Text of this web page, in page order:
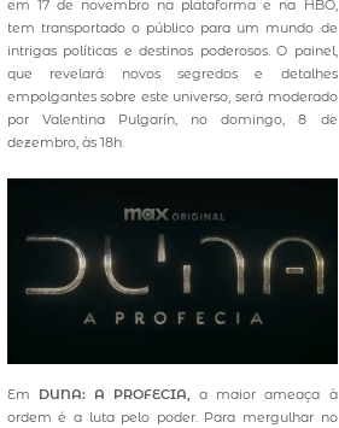
em 17 de novembro na plataforma e na HBO,
tem transportado o público para um mundo de
intrigas políticas e destinos poderosos. O painel,
que revelará novos segredos e detalhes
empolgantes sobre este universo, será moderado
por Valentina Pulgarín, no domingo, 8 de
dezembro, às 18h.
Em DUNA: A PROFECIA, a maior ameaça à
ordem é a luta pelo poder. Para mergulhar no